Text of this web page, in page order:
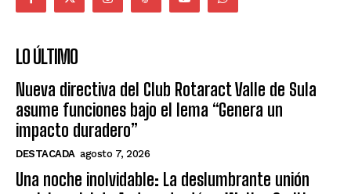
LO ÚLTIMO
Nueva directiva del Club Rotaract Valle de Sula
asume funciones bajo el lema “Genera un
impacto duradero”
DESTACADA agosto 7, 2026
Una noche inolvidable: La deslumbrante unión